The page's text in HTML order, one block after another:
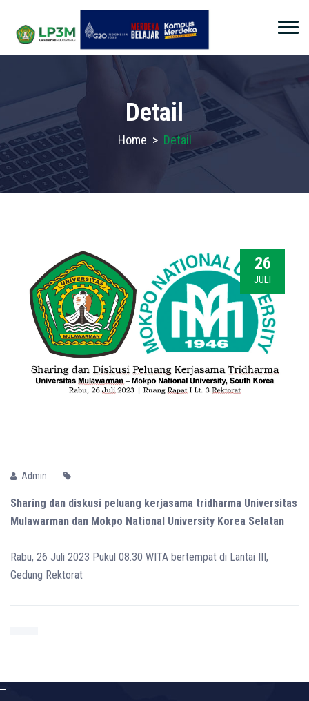
Detail
Home > Detail
26
JULI
Admin
Sharing dan diskusi peluang kerjasama tridharma Universitas
Mulawarman dan Mokpo National University Korea Selatan
Rabu, 26 Juli 2023 Pukul 08.30 WITA bertempat di Lantai III,
Gedung Rektorat